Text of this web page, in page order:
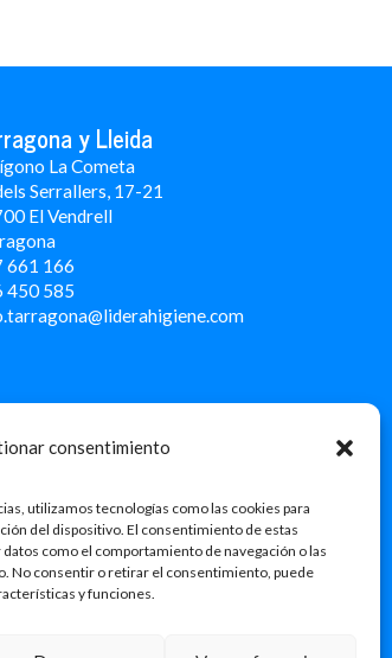
consentimiento
utilizamos tecnologías como las cookies para
del dispositivo. El consentimiento de estas
como el comportamiento de navegación o las
No consentir o retirar el consentimiento, puede
y funciones.
y Lleida
La Cometa
Serrallers, 17-21
El Vendrell
661 166
450 585